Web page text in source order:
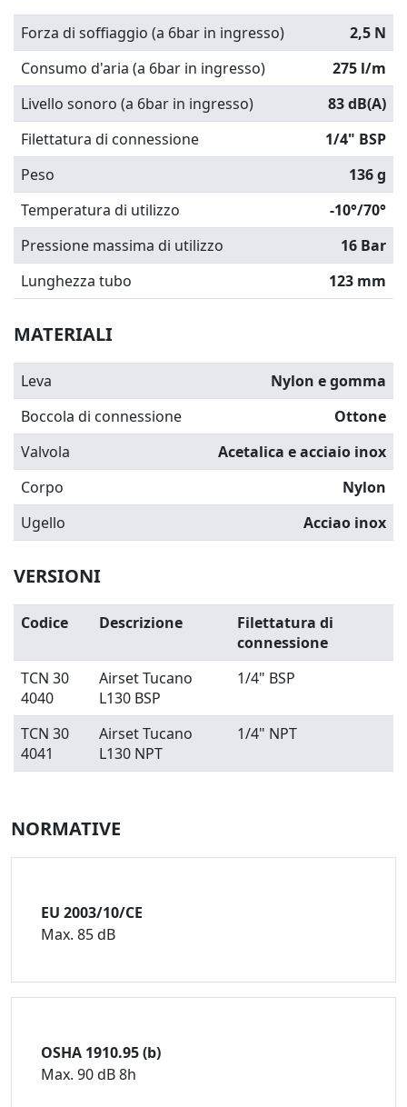
Forza di soffiaggio (a 6bar in ingresso)
2,5 N
Consumo d'aria (a 6bar in ingresso)
275 l/m
Livello sonoro (a 6bar in ingresso)
83 dB(A)
Filettatura di connessione
1/4" BSP
Peso
136 g
Temperatura di utilizzo
-10°/70°
Pressione massima di utilizzo
16 Bar
Lunghezza tubo
123 mm
MATERIALI
Leva
Nylon e gomma
Boccola di connessione
Ottone
Valvola
Acetalica e acciaio inox
Corpo
Nylon
Ugello
Acciao inox
VERSIONI
Codice Descrizione
Filettatura di
connessione
TCN 30
4040
Airset Tucano
L130 BSP
1/4" BSP
TCN 30
4041
Airset Tucano
L130 NPT
1/4" NPT
NORMATIVE
EU 2003/10/CE
Max. 85 dB
OSHA 1910.95 (b)
Max. 90 dB 8h